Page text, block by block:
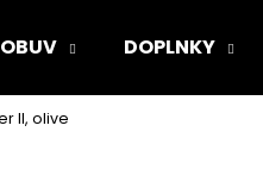
OBUV DOPLNKY
II, olive
Čo potrebujete